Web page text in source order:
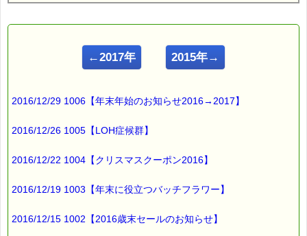
ｅパスタイム店長の
ルコ＠千葉るみこ （主婦、二児の母） でございます。
【鍛えたい血管力】
血管力とは
血液を体の隅々まで
血管の能力のこと。
←2017年 2015年→
2016/12/29 1006【年末年始のお知らせ2016→2017】
2016/12/26 1005【LOH症候群】
2016/12/22 1004【クリスマスクーポン2016】
2016/12/19 1003【年末に役立つバッチフラワー】
2016/12/15 1002【2016歳末セールのお知らせ】